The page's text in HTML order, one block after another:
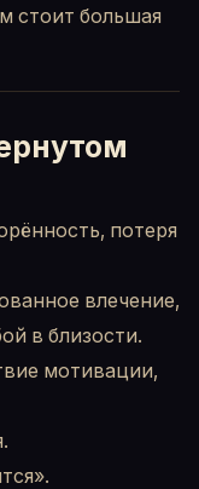
стоит большая
потеря
влечение,
в близости.
мотивации,